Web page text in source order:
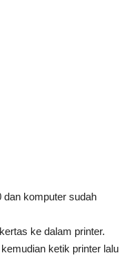
dan komputer sudah
ke dalam printer.
ketik printer lalu